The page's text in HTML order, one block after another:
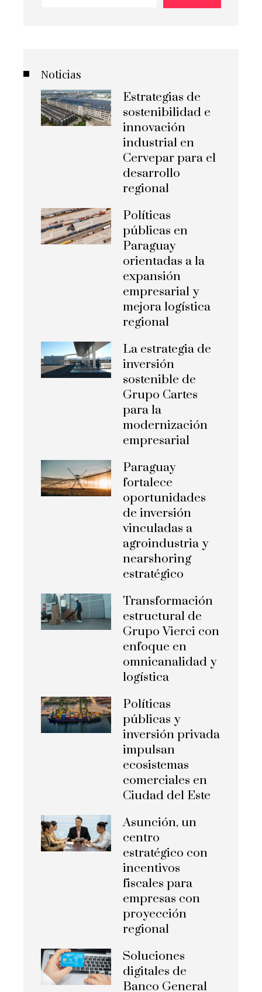
Noticias
Estrategias de
sostenibilidad e
innovación
industrial en
Cervepar para el
desarrollo
regional
Políticas
públicas en
Paraguay
orientadas a la
expansión
empresarial y
mejora logística
regional
La estrategia de
inversión
sostenible de
Grupo Cartes
para la
modernización
empresarial
Paraguay
fortalece
oportunidades
de inversión
vinculadas a
agroindustria y
nearshoring
estratégico
Transformación
estructural de
Grupo Vierci con
enfoque en
omnicanalidad y
logística
Políticas
públicas y
inversión privada
impulsan
ecosistemas
comerciales en
Ciudad del Este
Asunción, un
centro
estratégico con
incentivos
fiscales para
empresas con
proyección
regional
Soluciones
digitales de
Banco General